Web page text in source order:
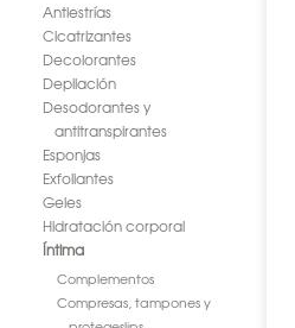
Antiestrías
Cicatrizantes
Decolorantes
Depilación
Desodorantes y
antitranspirantes
Esponjas
Exfoliantes
Geles
Hidratación corporal
Íntima
Complementos
Compresas, tampones y